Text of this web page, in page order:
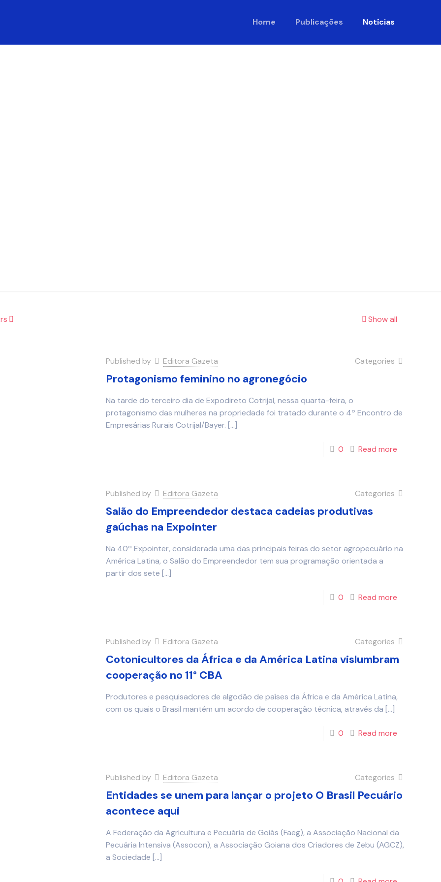
Home Publicações Notícias
Show all
Published by Editora Gazeta Categories
Protagonismo feminino no agronegócio
Na tarde do terceiro dia de Expodireto Cotrijal, nessa quarta-feira, o
protagonismo das mulheres na propriedade foi tratado durante o 4º Encontro de
Empresárias Rurais Cotrijal/Bayer. […]
0 Read more
Published by Editora Gazeta Categories
Salão do Empreendedor destaca cadeias produtivas
gaúchas na Expointer
Na 40ª Expointer, considerada uma das principais feiras do setor agropecuário na
América Latina, o Salão do Empreendedor tem sua programação orientada a
partir dos sete […]
0 Read more
Published by Editora Gazeta Categories
Cotonicultores da África e da América Latina vislumbram
cooperação no 11° CBA
Produtores e pesquisadores de algodão de países da África e da América Latina,
com os quais o Brasil mantém um acordo de cooperação técnica, através da […]
0 Read more
Published by Editora Gazeta Categories
Entidades se unem para lançar o projeto O Brasil Pecuário
acontece aqui
A Federação da Agricultura e Pecuária de Goiás (Faeg), a Associação Nacional da
Pecuária Intensiva (Assocon), a Associação Goiana dos Criadores de Zebu (AGCZ),
a Sociedade […]